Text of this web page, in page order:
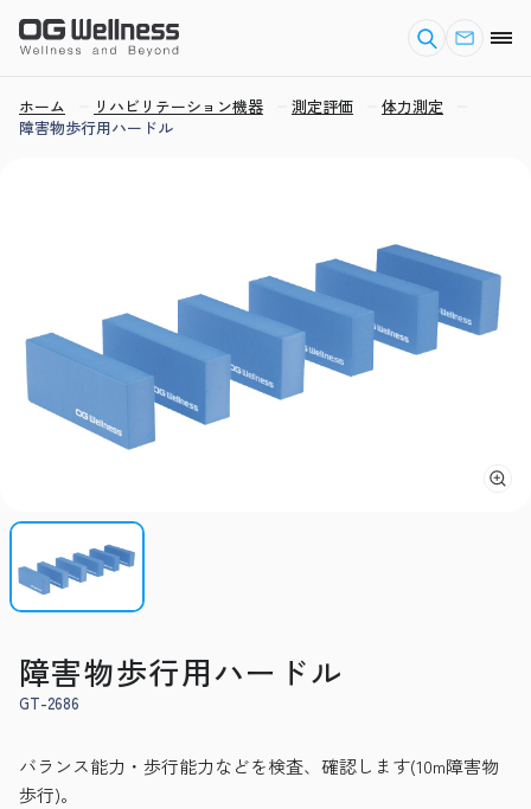
ホーム リハビリテーション機器 測定評価
体力測定
障害物歩行用ハードル
障害物歩行用ハードル
GT-2686
バランス能力・歩行能力などを検査、確認します(10m障害物
歩行)。